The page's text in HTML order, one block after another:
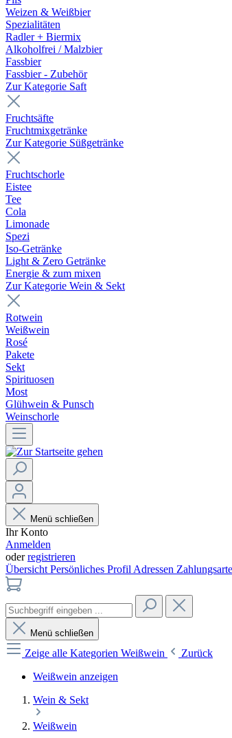
Weizen & Weißbier
Spezialitäten
Radler + Biermix
Alkoholfrei / Malzbier
Fassbier
Fassbier - Zubehör
Zur Kategorie Saft
Fruchtsäfte
Fruchtmixgetränke
Zur Kategorie Süßgetränke
Fruchtschorle
Eistee
Tee
Cola
Limonade
Spezi
Iso-Getränke
Light & Zero Getränke
Energie & zum mixen
Zur Kategorie Wein & Sekt
Rotwein
Weißwein
Rosé
Pakete
Sekt
Spirituosen
Most
Glühwein & Punsch
Weinschorle
Menü schließen
Ihr Konto
Anmelden
oderregistrieren
Übersicht Persönliches Profil Adressen
Menü schließen
Zeige alle Kategorien Weißwein
Zurück
Weißwein anzeigen
Wein & Sekt
Weißwein